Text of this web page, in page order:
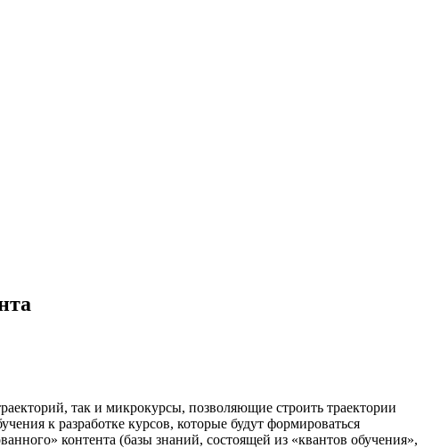
так и микрокурсы, позволяющие строить траектории
к разработке курсов, которые будут формироваться
контента (базы знаний, состоящей из «квантов обучения»,